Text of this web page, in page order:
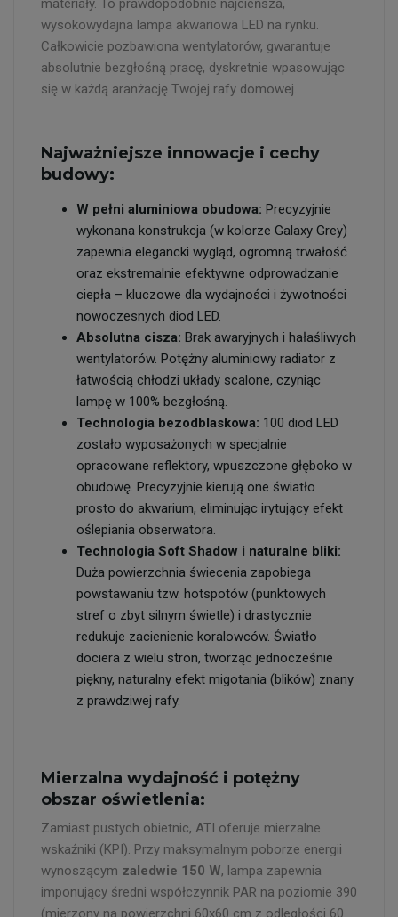
materiały. To prawdopodobnie najcieńsza,
wysokowydajna lampa akwariowa LED na rynku.
Całkowicie pozbawiona wentylatorów, gwarantuje
absolutnie bezgłośną pracę, dyskretnie wpasowując
się w każdą aranżację Twojej rafy domowej.
Najważniejsze innowacje i cechy
budowy:
W pełni aluminiowa obudowa: Precyzyjnie
wykonana konstrukcja (w kolorze Galaxy Grey)
zapewnia elegancki wygląd, ogromną trwałość
oraz ekstremalnie efektywne odprowadzanie
ciepła – kluczowe dla wydajności i żywotności
nowoczesnych diod LED.
Absolutna cisza: Brak awaryjnych i hałaśliwych
wentylatorów. Potężny aluminiowy radiator z
łatwością chłodzi układy scalone, czyniąc
lampę w 100% bezgłośną.
Technologia bezodblaskowa: 100 diod LED
zostało wyposażonych w specjalnie
opracowane reflektory, wpuszczone głęboko w
obudowę. Precyzyjnie kierują one światło
prosto do akwarium, eliminując irytujący efekt
oślepiania obserwatora.
Technologia Soft Shadow i naturalne bliki:
Duża powierzchnia świecenia zapobiega
powstawaniu tzw. hotspotów (punktowych
stref o zbyt silnym świetle) i drastycznie
redukuje zacienienie koralowców. Światło
dociera z wielu stron, tworząc jednocześnie
piękny, naturalny efekt migotania (blików) znany
z prawdziwej rafy.
Mierzalna wydajność i potężny
obszar oświetlenia:
Zamiast pustych obietnic, ATI oferuje mierzalne
wskaźniki (KPI). Przy maksymalnym poborze energii
wynoszącym zaledwie 150 W, lampa zapewnia
imponujący średni współczynnik PAR na poziomie 390
(mierzony na powierzchni 60x60 cm z odległości 60